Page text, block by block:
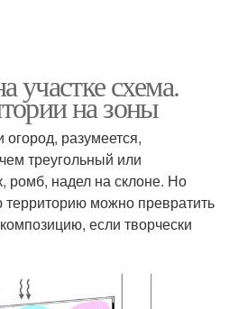
участке схема.
на зоны
разумеется,
треугольный или
ромб, надел на склоне. Но
можно превратить
если творчески